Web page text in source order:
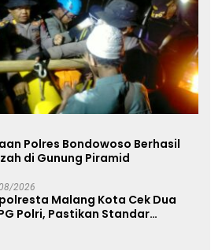
Polres Bondowoso Berhasil
di Gunung Piramid
2026
Malang Kota Cek Dua
Polri, Pastikan Standar